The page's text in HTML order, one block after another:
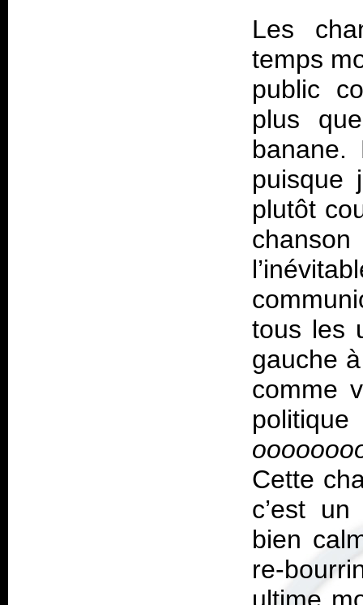
Les
temps
public
plus
banane.
puisque
plutôt
tous les
gauche
comme
Cette
c’est
bien
re-